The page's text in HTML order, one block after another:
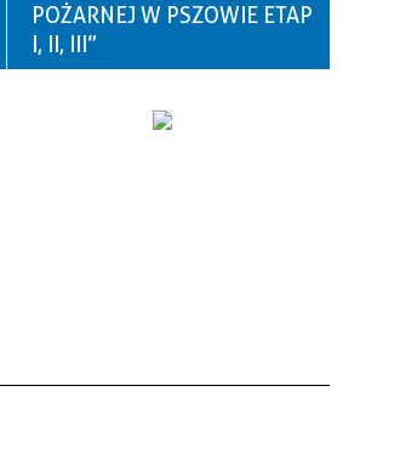
POŻARNEJ W PSZOWIE ETAP
I, II, III”